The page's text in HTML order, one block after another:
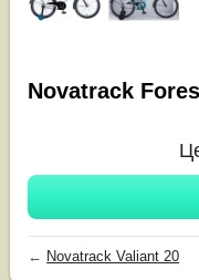
Novatrack
← Novatrack Valiant 20